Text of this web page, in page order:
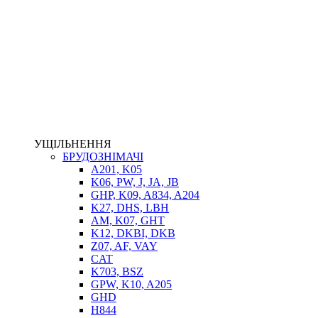
ВТУЛКИ
УЩІЛЬНЕННЯ
БРУДОЗНІМАЧІ
A201, K05
K06, PW, J, JA, JB
GHP, K09, A834, A204
K27, DHS, LBH
AM, K07, GHT
K12, DKBI, DKB
Z07, AF, VAY
CAT
K703, BSZ
GPW, K10, A205
GHD
H844